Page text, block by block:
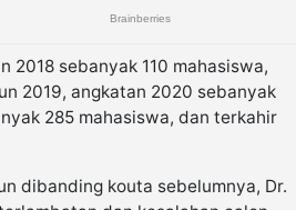
2018 sebanyak 110 mahasiswa,
2019, angkatan 2020 sebanyak
285 mahasiswa, dan terkahir
dibanding kouta sebelumnya, Dr.